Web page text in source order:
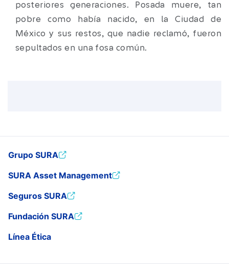
posteriores generaciones. Posada muere, tan
pobre como había nacido, en la Ciudad de
México y sus restos, que nadie reclamó, fueron
sepultados en una fosa común.
Grupo SURA
SURA Asset Management
Seguros SURA
Fundación SURA
Línea Ética